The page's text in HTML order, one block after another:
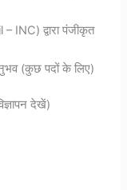
INC) द्वारा पंजीकृत
(कुछ पदों के लिए)
देखें)